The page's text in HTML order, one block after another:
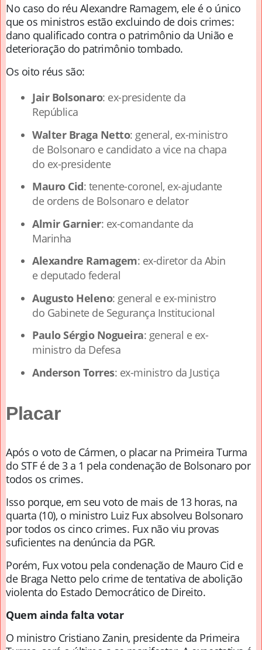
No caso do réu Alexandre Ramagem, ele é o único
que os ministros estão excluindo de dois crimes:
dano qualificado contra o patrimônio da União e
deterioração do patrimônio tombado.
Os oito réus são:
Jair Bolsonaro: ex-presidente da
República
Walter Braga Netto: general, ex-ministro
de Bolsonaro e candidato a vice na chapa
do ex-presidente
Mauro Cid: tenente-coronel, ex-ajudante
de ordens de Bolsonaro e delator
Almir Garnier: ex-comandante da
Marinha
Alexandre Ramagem: ex-diretor da Abin
e deputado federal
Augusto Heleno: general e ex-ministro
do Gabinete de Segurança Institucional
Paulo Sérgio Nogueira: general e ex-
ministro da Defesa
Anderson Torres: ex-ministro da Justiça
Placar
Após o voto de Cármen, o placar na Primeira Turma
do STF é de 3 a 1 pela condenação de Bolsonaro por
todos os crimes.
Isso porque, em seu voto de mais de 13 horas, na
quarta (10), o ministro Luiz Fux absolveu Bolsonaro
por todos os cinco crimes. Fux não viu provas
suficientes na denúncia da PGR.
Porém, Fux votou pela condenação de Mauro Cid e
de Braga Netto pelo crime de tentativa de abolição
violenta do Estado Democrático de Direito.
Quem ainda falta votar
O ministro Cristiano Zanin, presidente da Primeira